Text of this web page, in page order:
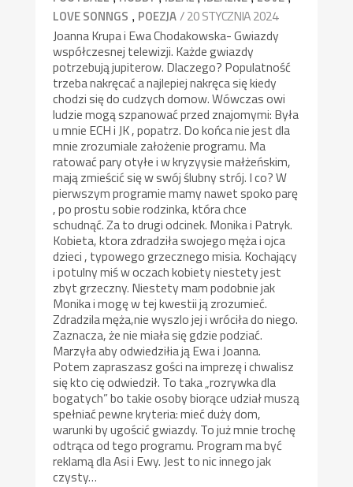
LOVE SONNGS , POEZJA/ 20 STYCZNIA 2024
Joanna Krupa i Ewa Chodakowska- Gwiazdy
współczesnej telewizji. Każde gwiazdy
potrzebują jupiterow. Dlaczego? Populatność
trzeba nakręcać a najlepiej nakręca się kiedy
chodzi się do cudzych domow. Wówczas owi
ludzie mogą szpanować przed znajomymi: Była
u mnie ECH i JK , popatrz. Do końca nie jest dla
mnie zrozumiale założenie programu. Ma
ratować pary otyłe i w kryzyysie małżeńskim,
mają zmieścić się w swój ślubny strój. I co? W
pierwszym programie mamy nawet spoko parę
, po prostu sobie rodzinka, która chce
schudnąć. Za to drugi odcinek. Monika i Patryk.
Kobieta, ktora zdradziła swojego męża i ojca
dzieci , typowego grzecznego misia. Kochający
i potulny miś w oczach kobiety niestety jest
zbyt grzeczny. Niestety mam podobnie jak
Monika i mogę w tej kwestii ją zrozumieć.
Zdradzila męża,nie wyszlo jej i wróciła do niego.
Zaznacza, że nie miała się gdzie podziać.
Marzyła aby odwiedziłia ją Ewa i Joanna.
Potem zapraszasz gości na imprezę i chwalisz
się kto cię odwiedził. To taka „rozrywka dla
bogatych” bo takie osoby biorące udział muszą
spełniać pewne kryteria: mieć duży dom,
warunki by ugościć gwiazdy. To już mnie trochę
odtrąca od tego programu. Program ma być
reklamą dla Asi i Ewy. Jest to nic innego jak
czysty…